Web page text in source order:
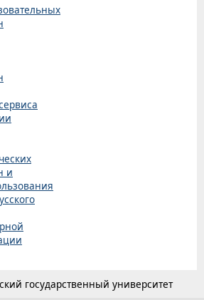
и
государственный университет